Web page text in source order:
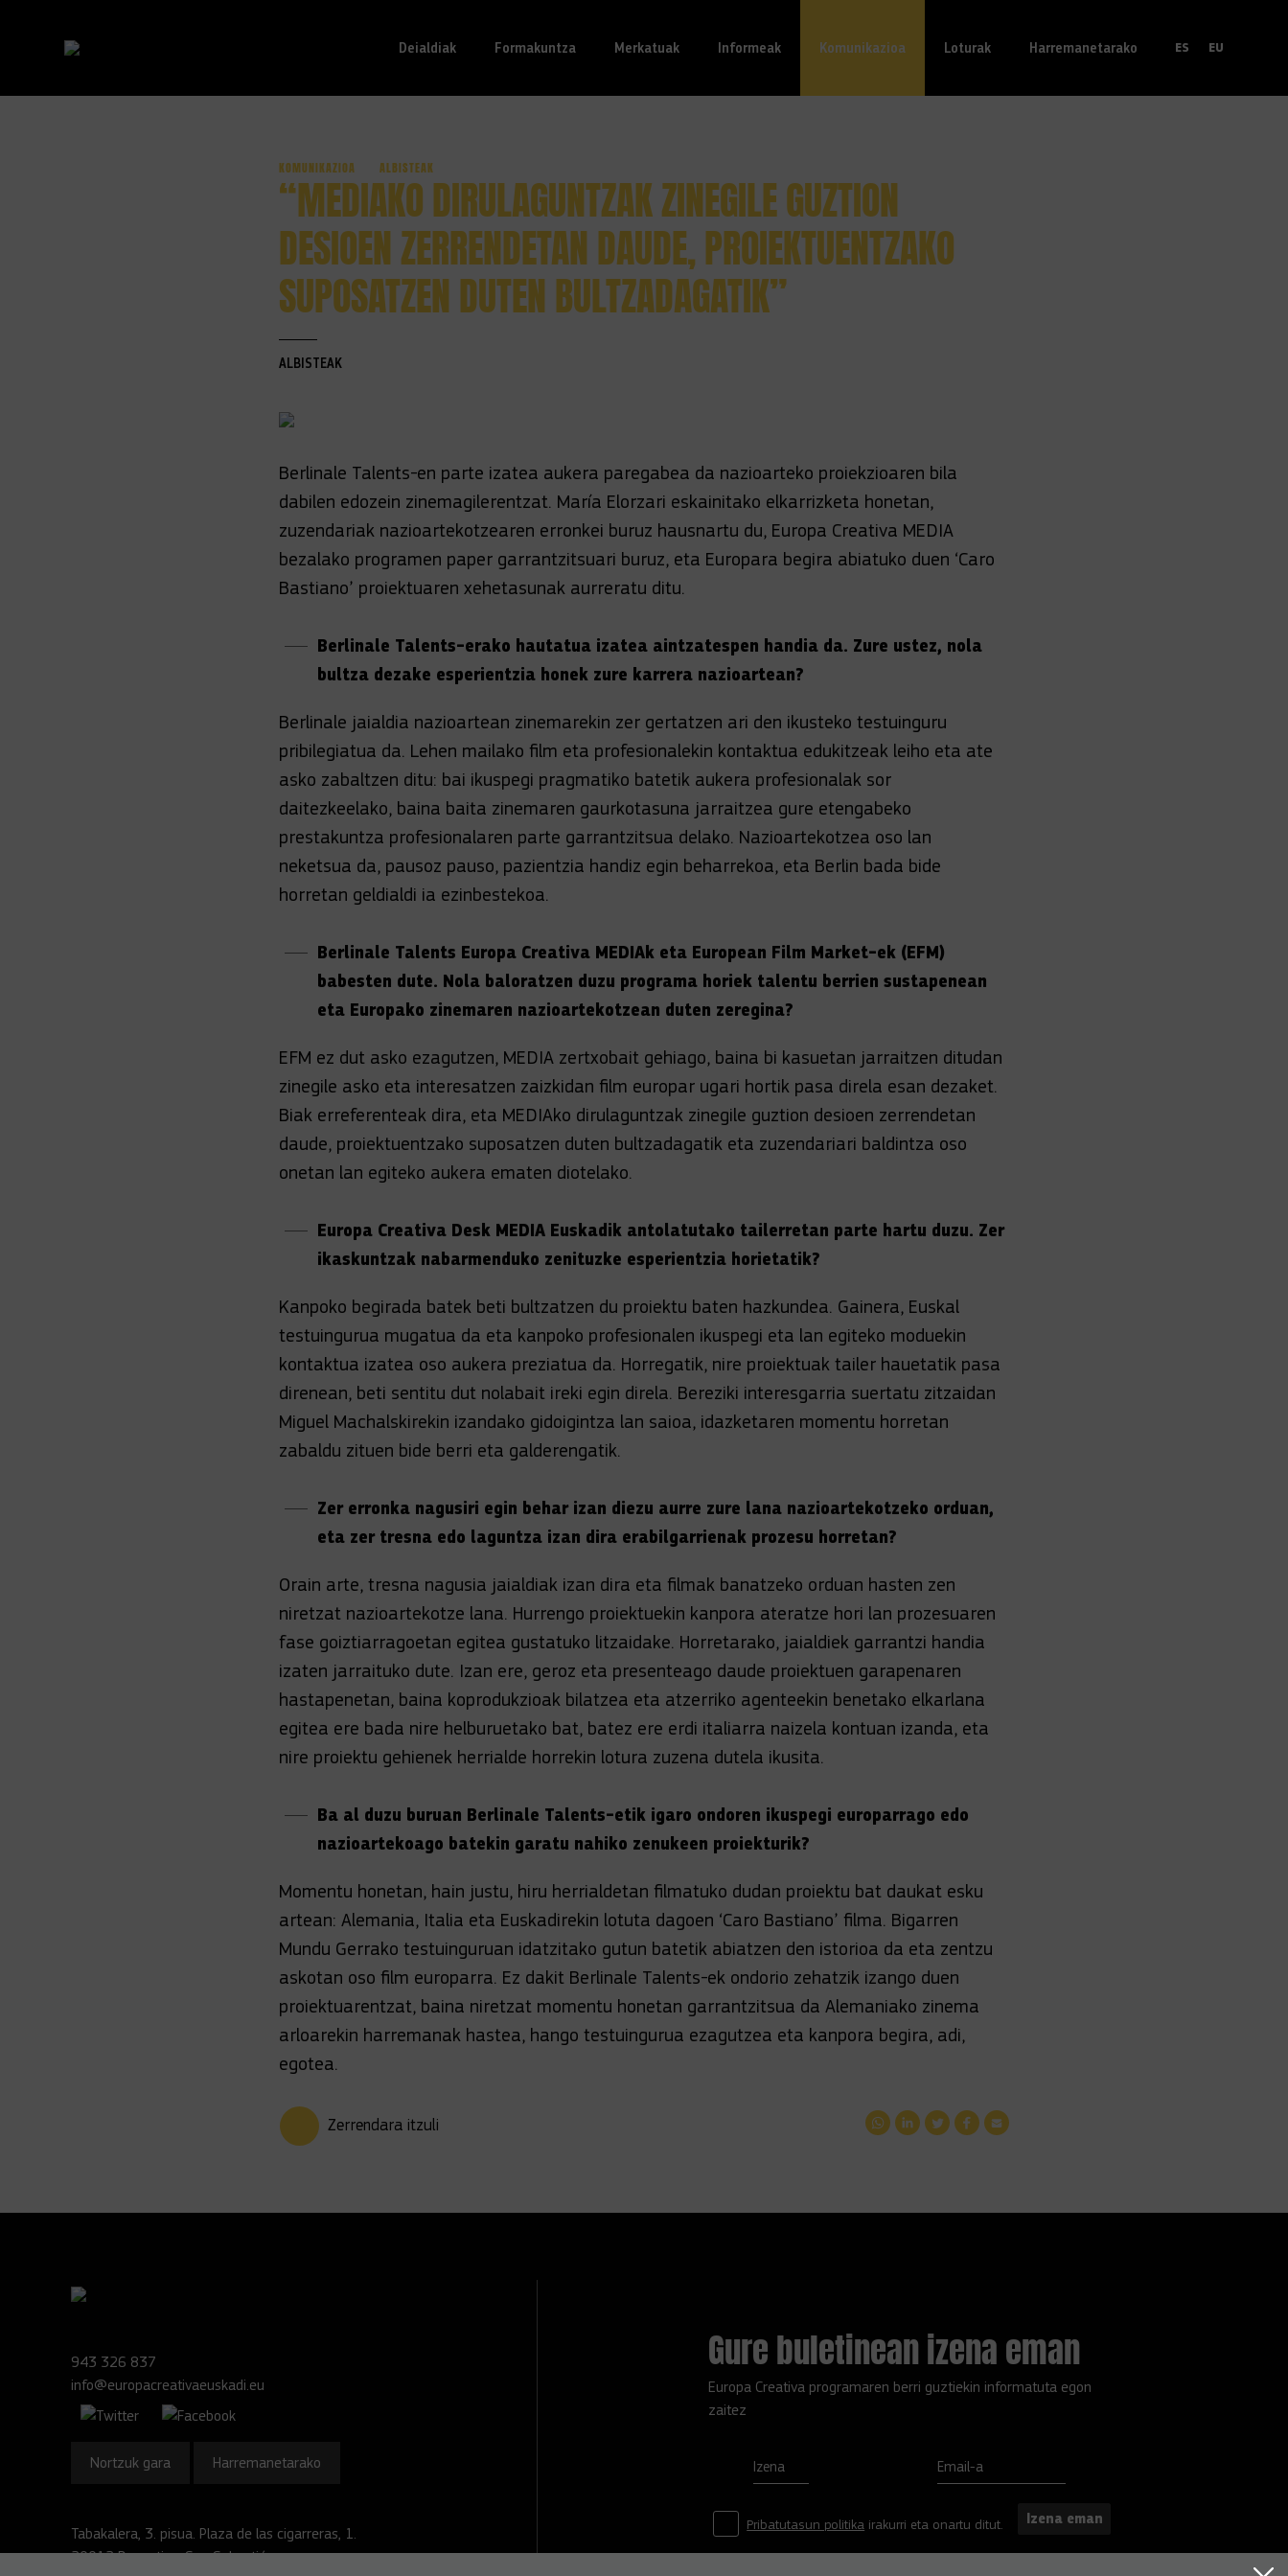
ES EU
Deialdiak(actual)Formakuntza Merkatuak Informeak Komunikazioa Loturak Harremanetarako
KOMUNIKAZIOA ALBISTEAK
“MEDIAKO DIRULAGUNTZAK ZINEGILE GUZTION
DESIOEN ZERRENDETAN DAUDE, PROIEKTUENTZAKO
SUPOSATZEN DUTEN BULTZADAGATIK”
ALBISTEAK
Berlinale Talents-en parte izatea aukera paregabea da nazioarteko proiekzioaren bila
dabilen edozein zinemagilerentzat. María Elorzari eskainitako elkarrizketa honetan,
zuzendariak nazioartekotzearen erronkei buruz hausnartu du, Europa Creativa MEDIA
bezalako programen paper garrantzitsuari buruz, eta Europara begira abiatuko duen ‘Caro
Bastiano’ proiektuaren xehetasunak aurreratu ditu.
Berlinale Talents-erako hautatua izatea aintzatespen handia da. Zure ustez, nola
bultza dezake esperientzia honek zure karrera nazioartean?
Berlinale jaialdia nazioartean zinemarekin zer gertatzen ari den ikusteko testuinguru
pribilegiatua da. Lehen mailako film eta profesionalekin kontaktua edukitzeak leiho eta ate
asko zabaltzen ditu: bai ikuspegi pragmatiko batetik aukera profesionalak sor
daitezkeelako, baina baita zinemaren gaurkotasuna jarraitzea gure etengabeko
prestakuntza profesionalaren parte garrantzitsua delako. Nazioartekotzea oso lan
neketsua da, pausoz pauso, pazientzia handiz egin beharrekoa, eta Berlin bada bide
horretan geldialdi ia ezinbestekoa.
Berlinale Talents Europa Creativa MEDIAk eta European Film Market-ek (EFM)
babesten dute. Nola baloratzen duzu programa horiek talentu berrien sustapenean
eta Europako zinemaren nazioartekotzean duten zeregina?
EFM ez dut asko ezagutzen, MEDIA zertxobait gehiago, baina bi kasuetan jarraitzen ditudan
zinegile asko eta interesatzen zaizkidan film europar ugari hortik pasa direla esan dezaket.
Biak erreferenteak dira, eta MEDIAko dirulaguntzak zinegile guztion desioen zerrendetan
daude, proiektuentzako suposatzen duten bultzadagatik eta zuzendariari baldintza oso
onetan lan egiteko aukera ematen diotelako.
Europa Creativa Desk MEDIA Euskadik antolatutako tailerretan parte hartu duzu. Zer
ikaskuntzak nabarmenduko zenituzke esperientzia horietatik?
Kanpoko begirada batek beti bultzatzen du proiektu baten hazkundea. Gainera, Euskal
testuingurua mugatua da eta kanpoko profesionalen ikuspegi eta lan egiteko moduekin
kontaktua izatea oso aukera preziatua da. Horregatik, nire proiektuak tailer hauetatik pasa
direnean, beti sentitu dut nolabait ireki egin direla. Bereziki interesgarria suertatu zitzaidan
Miguel Machalskirekin izandako gidoigintza lan saioa, idazketaren momentu horretan
zabaldu zituen bide berri eta galderengatik.
Zer erronka nagusiri egin behar izan diezu aurre zure lana nazioartekotzeko orduan,
eta zer tresna edo laguntza izan dira erabilgarrienak prozesu horretan?
Orain arte, tresna nagusia jaialdiak izan dira eta filmak banatzeko orduan hasten zen
niretzat nazioartekotze lana. Hurrengo proiektuekin kanpora ateratze hori lan prozesuaren
fase goiztiarragoetan egitea gustatuko litzaidake. Horretarako, jaialdiek garrantzi handia
izaten jarraituko dute. Izan ere, geroz eta presenteago daude proiektuen garapenaren
hastapenetan, baina koprodukzioak bilatzea eta atzerriko agenteekin benetako elkarlana
egitea ere bada nire helburuetako bat, batez ere erdi italiarra naizela kontuan izanda, eta
nire proiektu gehienek herrialde horrekin lotura zuzena dutela ikusita.
Ba al duzu buruan Berlinale Talents-etik igaro ondoren ikuspegi europarrago edo
nazioartekoago batekin garatu nahiko zenukeen proiekturik?
Momentu honetan, hain justu, hiru herrialdetan filmatuko dudan proiektu bat daukat esku
artean: Alemania, Italia eta Euskadirekin lotuta dagoen ‘Caro Bastiano’ filma. Bigarren
Mundu Gerrako testuinguruan idatzitako gutun batetik abiatzen den istorioa da eta zentzu
askotan oso film europarra. Ez dakit Berlinale Talents-ek ondorio zehatzik izango duen
proiektuarentzat, baina niretzat momentu honetan garrantzitsua da Alemaniako zinema
arloarekin harremanak hastea, hango testuingurua ezagutzea eta kanpora begira, adi,
egotea.
Zerrendara itzuli
943 326 837
info@europacreativaeuskadi.eu
Nortzuk gara Harremanetarako
Tabakalera, 3. pisua. Plaza de las cigarreras, 1.
20012 Donostia - San Sebastián
Gure buletinean izena eman
Europa Creativa programaren berri guztiekin informatuta egon
zaitez
Pribatutasun politika irakurri eta onartu ditut. Izena eman